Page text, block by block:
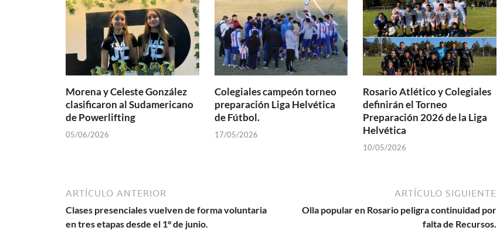
Morena y Celeste González
clasificaron al Sudamericano
de Powerlifting
05/06/2026
Colegiales campeón torneo
preparación Liga Helvética
de Fútbol.
17/05/2026
Rosario Atlético y Colegiales
definirán el Torneo
Preparación 2026 de la Liga
Helvética
10/05/2026
ARTÍCULO ANTERIOR
Clases presenciales vuelven de forma voluntaria
en tres etapas desde el 1° de junio.
ARTÍCULO SIGUIENTE
Olla popular en Rosario peligra continuidad por
falta de Recursos.